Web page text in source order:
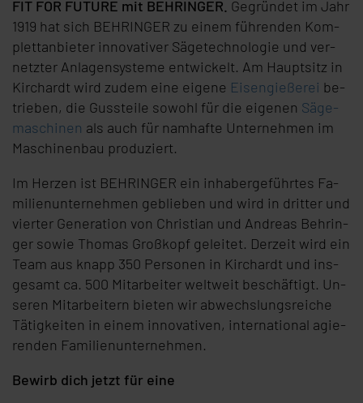
FIT FOR FUTURE mit BEHRINGER. Ge­grün­det im Jahr
1919 hat sich BEHRINGER zu ei­nem füh­ren­den Kom­
plett­an­bie­ter in­no­va­ti­ver Sä­ge­tech­no­lo­gie und ver­
netz­ter An­la­gen­sys­te­me ent­wi­ckelt. Am Haupt­sitz in
Kirch­ardt wird zu­dem ei­ne ei­ge­ne Ei­sen­gie­ße­rei be­
trie­ben, die Guss­tei­le so­wohl für die ei­ge­nen Sä­ge­
ma­schi­nen als auch für nam­haf­te Un­ter­neh­men im
Ma­schi­nen­bau pro­du­ziert.
Im Her­zen ist BEHRINGER ein in­ha­ber­ge­führ­tes Fa­
mi­li­en­un­ter­neh­men ge­blie­ben und wird in drit­ter und
vier­ter Ge­ne­ra­ti­on von Chris­ti­an und An­dre­as Beh­rin­
ger so­wie Tho­mas Groß­kopf ge­lei­tet. Der­zeit wird ein
Team aus knapp 350 Per­so­nen in Kirch­ardt und ins­
ge­samt ca. 500 Mit­ar­bei­ter welt­weit be­schäf­tigt. Un­
se­ren Mit­ar­bei­tern bie­ten wir ab­wechs­lungs­rei­che
Tä­tig­kei­ten in ei­nem in­no­va­ti­ven, in­ter­na­tio­nal agie­
ren­den Fa­mi­li­en­un­ter­neh­men.
Bewirb dich jetzt für eine